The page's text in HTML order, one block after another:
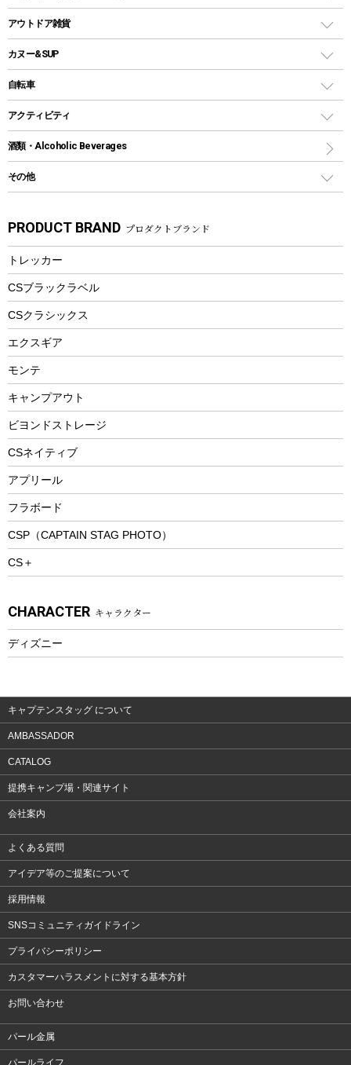
パラソル
テントアクセサリー
ペグ
ポール
グランドシート
ガイドロープ
ツール
ソロキャンプ用グリル
鉄板、アミ
焚き火台&ストーブ
火起こし
バーベキューツール
クッカーセット
シェラカップ
クッキングツール
ナイフ
カトラリー
マグカップ、カップ
ステンレスボトル
フードボトル
トレー
ランチョンマット
ランチボックス
コップ付きタイプ
ワンタッチタイプ
プラスチックボトル
ディズニーボトル
クーラーバッグ
ウォータージャグ
保冷剤
アウトドアキャリー
アウトドア雑貨
バックパック&バッグ
リュック、バックパック
トートバッグ、サコッシュ
ショッピングキャリー
その他アウトドア雑貨
スプレー関係
ツール、他
カヌー&SUP
インフレータブル
カヤック
パドル
ヘルメット
エアーポンプ
アクセサリー
自転車
折りたたみ自転車
スポーツサイクル
シティサイクル
自転車ウェア
アクティビティ
マリン
ラッシュガード
パラソル
フローティングベスト
ヘルメット
エアーポンプ
ビーチテント
ウィンター
スノーシュー
防寒ウェア
トレッキング
トレッキングステッキ
トレッキングアクセサリー
プレイグッズ
ウェルネス
ウェア、タオル
ウェア
酒類・Alcoholic Beverages
その他
湯たんぽ
防災用品
PRODUCT BRAND プロダクトブランド
トレッカー
CSブラックラベル
CSクラシックス
エクスギア
モンテ
キャンプアウト
ビヨンドストレージ
CSネイティブ
アプリール
フラボード
CSP（CAPTAIN STAG PHOTO）
CS＋
CHARACTER キャラクター
ディズニー
キャプテンスタッグ について
AMBASSADOR
CATALOG
提携キャンプ場・関連サイト
会社案内
よくある質問
アイデア等のご提案について
採用情報
SNSコミュニティガイドライン
プライバシーポリシー
カスタマーハラスメントに対する基本方針
お問い合わせ
パール金属